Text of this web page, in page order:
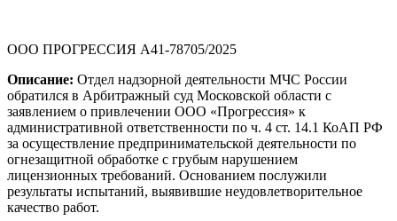
ООО ПРОГРЕССИЯ А41-78705/2025
Описание: Отдел надзорной деятельности МЧС России
обратился в Арбитражный суд Московской области с
заявлением о привлечении ООО «Прогрессия» к
административной ответственности по ч. 4 ст. 14.1 КоАП РФ
за осуществление предпринимательской деятельности по
огнезащитной обработке с грубым нарушением
лицензионных требований. Основанием послужили
результаты испытаний, выявившие неудовлетворительное
качество работ.